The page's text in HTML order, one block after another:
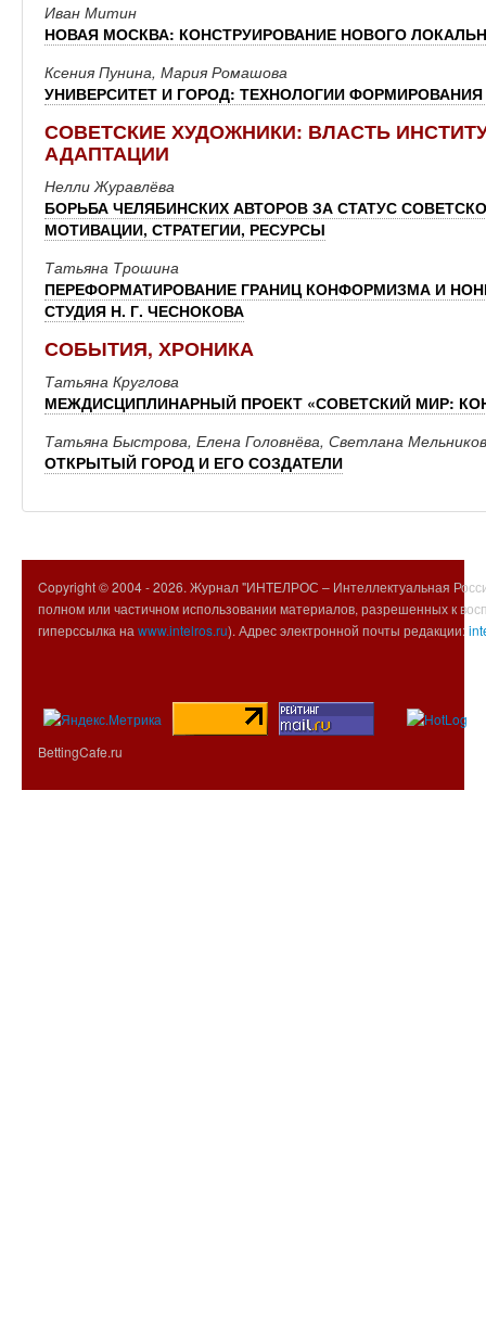
Иван Митин
НОВАЯ МОСКВА: КОНСТРУИРОВАНИЕ НОВОГО
Ксения Пунина, Мария Ромашова
УНИВЕРСИТЕТ И ГОРОД: ТЕХНОЛОГИИ
СОВЕТСКИЕ ХУДОЖНИКИ: ВЛАСТЬ
АДАПТАЦИИ
Нелли Журавлёва
БОРЬБА ЧЕЛЯБИНСКИХ АВТОРОВ ЗА СТАТУС
МОТИВАЦИИ, СТРАТЕГИИ, РЕСУРСЫ
Татьяна Трошина
ПЕРЕФОРМАТИРОВАНИЕ ГРАНИЦ КОНФОРМИЗМА И
СТУДИЯ Н. Г. ЧЕСНОКОВА
СОБЫТИЯ, ХРОНИКА
Татьяна Круглова
МЕЖДИСЦИПЛИНАРНЫЙ ПРОЕКТ «СОВЕТСКИЙ МИР:
Татьяна Быстрова, Елена Головнёва, Светлана
ОТКРЫТЫЙ ГОРОД И ЕГО СОЗДАТЕЛИ
Copyright © 2004 -2026. Журнал "ИНТЕЛРОС – Интеллектуальная
полном или частичном использовании материалов, разрешенных к
гиперссылка на www.intelros.ru). Адрес электронной почты редакции:
BettingCafe.ru